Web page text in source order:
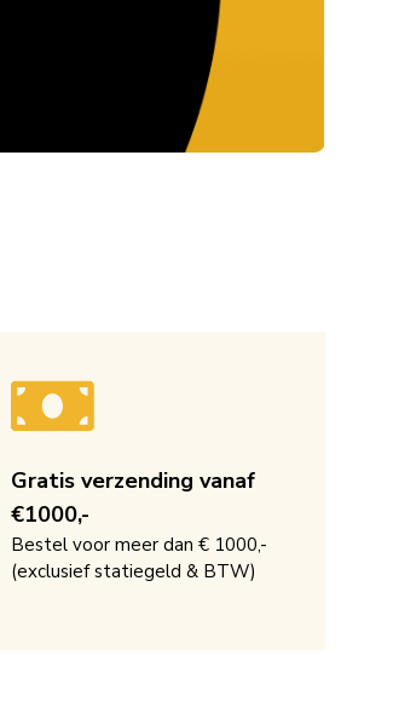
Gratis verzending vanaf
€1000,-
Bestel voor meer dan € 1000,-
(exclusief statiegeld & BTW)